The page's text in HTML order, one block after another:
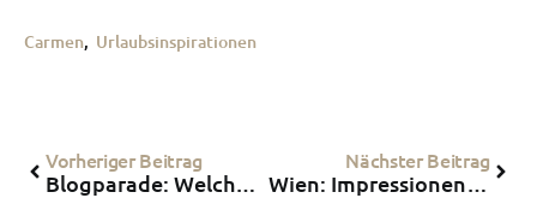
Carmen, Urlaubsinspirationen
Vorheriger Beitrag Nächster Beitrag